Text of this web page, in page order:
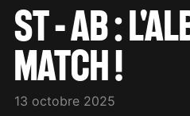
ST - AB :
MATCH !
13 octobre 2025